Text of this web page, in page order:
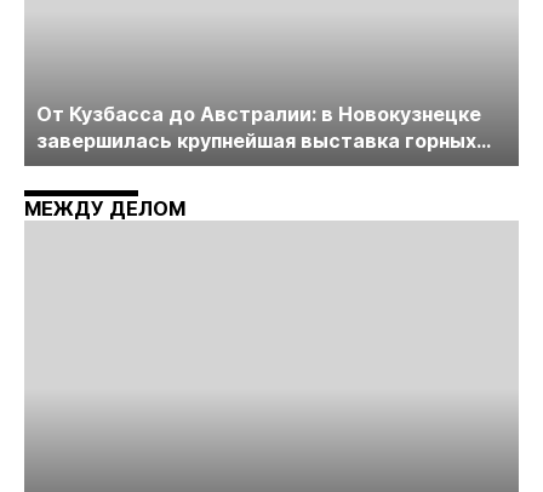
От Кузбасса до Австралии: в Новокузнецке
завершилась крупнейшая выставка горных
технологий «Недра России. Уголь России и
Майнинг»
МЕЖДУ ДЕЛОМ